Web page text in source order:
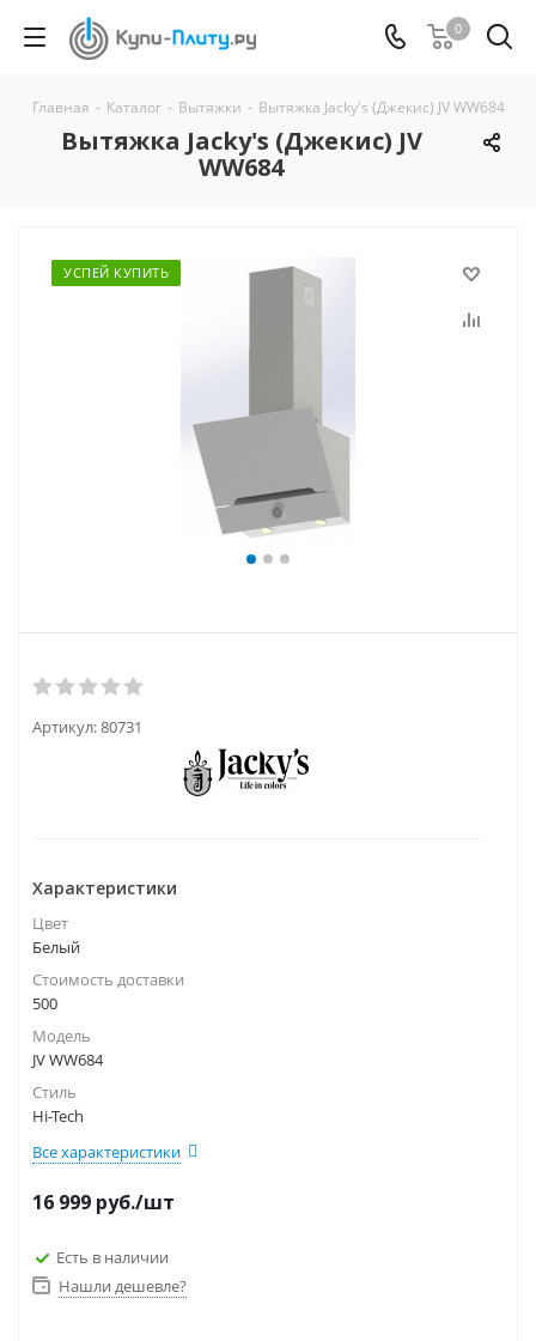
0
Главная - Каталог - Вытяжки - Вытяжка Jacky's (Джекис) JV WW684
Вытяжка Jacky's (Джекис) JV
WW684
УСПЕЙ КУПИТЬ
Артикул:80731
Характеристики
Цвет
Белый
Стоимость доставки
500
Модель
JV WW684
Стиль
Hi-Tech
Все характеристики
16 999 руб./шт
Есть в наличии
Нашли дешевле?